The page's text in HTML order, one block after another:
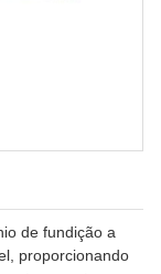
de fundição a
proporcionando